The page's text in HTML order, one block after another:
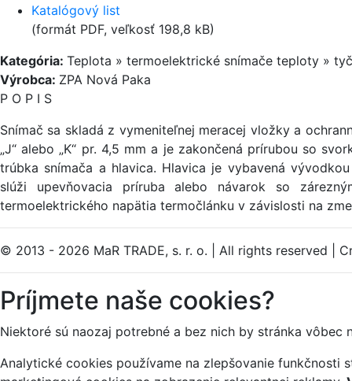
Katalógový list
(formát PDF, veľkosť 198,8 kB)
Kategória: Teplota » termoelektrické snímače teploty »
Výrobca: ZPA Nová Paka
P O P I S
Snímač sa skladá z vymeniteľnej meracej vložky a
„J“ alebo „K“ pr. 4,5 mm a je zakončená prírubou so
trúbka snímača a hlavica. Hlavica je vybavená
slúži upevňovacia príruba alebo návarok so
termoelektrického napätia termočlánku v závislosti na
© 2013 - 2026 MaR TRADE, s. r. o. All rights reserved
Príjmete naše cookies?
Niektoré sú naozaj potrebné a bez nich by stránka vôbec
Analytické cookies používame na zlepšovanie funkčnosti